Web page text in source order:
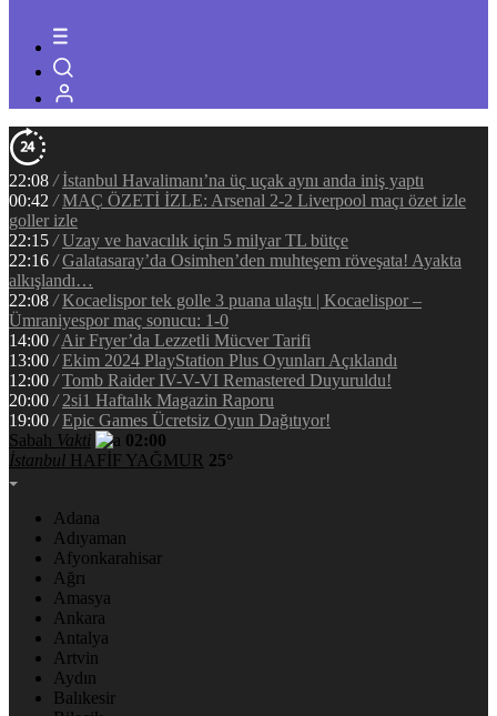
22:08 / İstanbul Havalimanı’na üç uçak aynı anda iniş yaptı
00:42 / MAÇ ÖZETİ İZLE: Arsenal 2-2 Liverpool maçı özet izle
goller izle
22:15 / Uzay ve havacılık için 5 milyar TL bütçe
22:16 / Galatasaray’da Osimhen’den muhteşem röveşata! Ayakta
alkışlandı…
22:08 / Kocaelispor tek golle 3 puana ulaştı | Kocaelispor –
Ümraniyespor maç sonucu: 1-0
14:00 / Air Fryer’da Lezzetli Mücver Tarifi
13:00 / Ekim 2024 PlayStation Plus Oyunları Açıklandı
12:00 / Tomb Raider IV-V-VI Remastered Duyuruldu!
20:00 / 2si1 Haftalık Magazin Raporu
19:00 / Epic Games Ücretsiz Oyun Dağıtıyor!
Sabah Vakti
02:00
İstanbul HAFİF YAĞMUR 25°
Adana
Adıyaman
Afyonkarahisar
Ağrı
Amasya
Ankara
Antalya
Artvin
Aydın
Balıkesir